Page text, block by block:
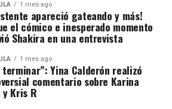
1 mes ago
apareció gateando y más!
el cómico e inesperado momento
Shakira en una entrevista
1 mes ago
terminar”: Yina Calderón realizó
comentario sobre Karina
y Kris R